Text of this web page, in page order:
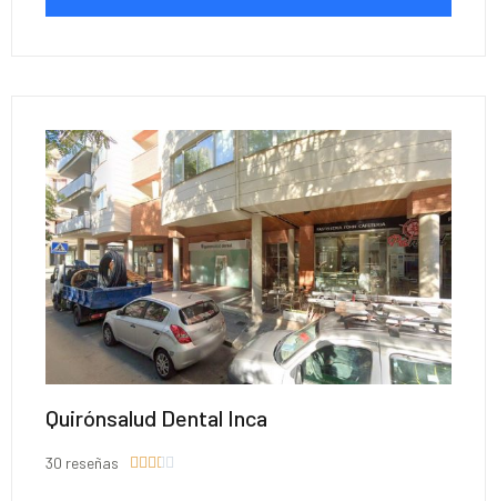
Quirónsalud Dental Inca
30 reseñas 